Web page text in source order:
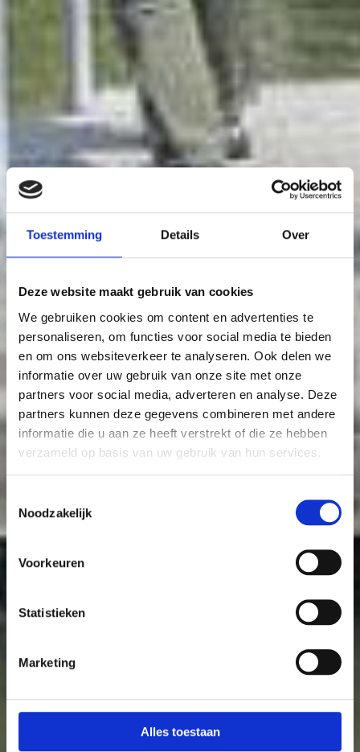
Toestemming Details Over
Deze website maakt gebruik van cookies
We gebruiken cookies om content en advertenties te
personaliseren, om functies voor social media te bieden
en om ons websiteverkeer te analyseren. Ook delen we
informatie over uw gebruik van onze site met onze
partners voor social media, adverteren en analyse. Deze
partners kunnen deze gegevens combineren met andere
informatie die u aan ze heeft verstrekt of die ze hebben
verzameld op basis van uw gebruik van hun services.
Noodzakelijk
Voorkeuren
Statistieken
Marketing
Alles toestaan